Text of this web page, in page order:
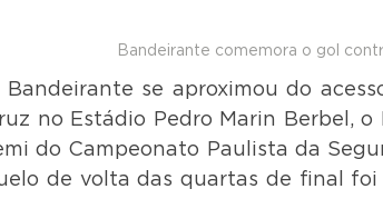
Bandeirante comemora o gol
Bandeirante se aproximou do
no Estádio Pedro Marin Berbel,
do Campeonato Paulista da
de volta das quartas de final